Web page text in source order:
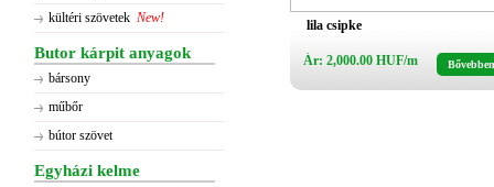
kültéri szövetek New!
Butor kárpit anyagok
bársony
műbőr
bútor szövet
Egyházi kelme
lila csipke
Ár: 2,000.00 HUF/m Bővebben